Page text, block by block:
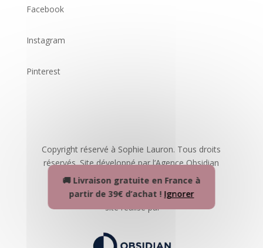
🚚 Livraison gratuite en France à
partir de 39€ d’achat ! Ignorer
Facebook
Instagram
Pinterest
Copyright réservé à Sophie Lauron. Tous droits
réservés. Site développé par l’Agence Obsidian
site réalisé par